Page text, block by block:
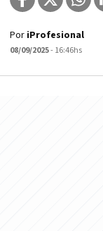
Por iProfesional
08/09/2025- 16:46hs